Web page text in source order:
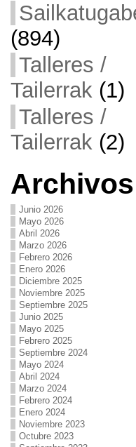
(894)
Talleres /
Tailerrak(1)
Talleres /
Tailerrak(2)
Archivos
Junio 2026
Mayo 2026
Abril 2026
Marzo 2026
Febrero 2026
Enero 2026
Diciembre 2025
Noviembre 2025
Septiembre 2025
Junio 2025
Mayo 2025
Febrero 2025
Septiembre 2024
Mayo 2024
Abril 2024
Marzo 2024
Febrero 2024
Enero 2024
Noviembre 2023
Octubre 2023